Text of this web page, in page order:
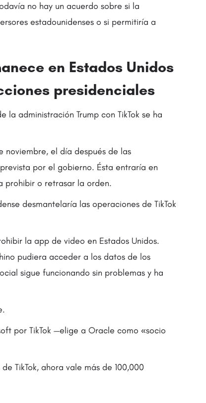
no hay un acuerdo sobre si la
estadounidenses o si permitiría a
en Estados Unidos
presidenciales
administración Trump con TikTok se ha
el día después de las
por el gobierno. Ésta entraría en
prohibir o retrasar la orden.
desmantelaría las operaciones de TikTok
la app de video en Estados Unidos.
pudiera acceder a los datos de los
sigue funcionando sin problemas y ha
por TikTok —elige a Oracle como «socio
TikTok, ahora vale más de 100,000